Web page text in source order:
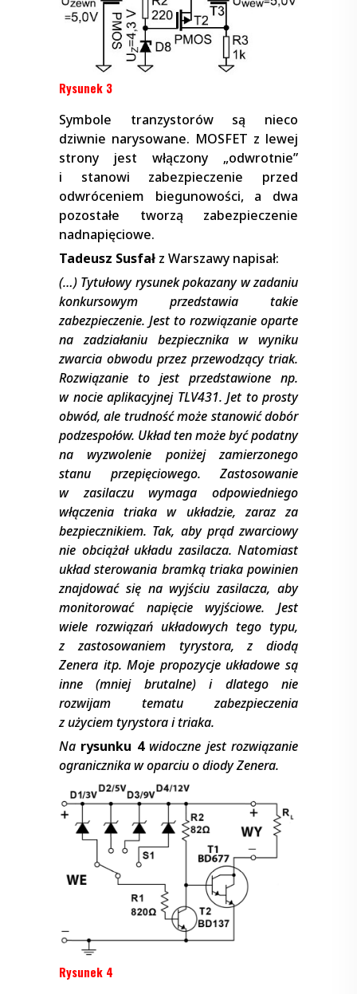
Rysunek 3
Symbole tranzystorów są nieco
dziwnie narysowane. MOSFET z lewej
strony jest włączony „odwrotnie”
i stanowi zabezpieczenie przed
odwróceniem biegunowości, a dwa
pozostałe tworzą zabezpieczenie
nadnapięciowe.
Tadeusz Susfał z Warszawy napisał:
(…) Tytułowy rysunek pokazany w zadaniu
konkursowym przedstawia takie
zabezpieczenie. Jest to rozwiązanie oparte
na zadziałaniu bezpiecznika w wyniku
zwarcia obwodu przez przewodzący triak.
Rozwiązanie to jest przedstawione np.
w nocie aplikacyjnej TLV431. Jet to prosty
obwód, ale trudność może stanowić dobór
podzespołów. Układ ten może być podatny
na wyzwolenie poniżej zamierzonego
stanu przepięciowego. Zastosowanie
w zasilaczu wymaga odpowiedniego
włączenia triaka w układzie, zaraz za
bezpiecznikiem. Tak, aby prąd zwarciowy
nie obciążał układu zasilacza. Natomiast
układ sterowania bramką triaka powinien
znajdować się na wyjściu zasilacza, aby
monitorować napięcie wyjściowe. Jest
wiele rozwiązań układowych tego typu,
z zastosowaniem tyrystora, z diodą
Zenera itp. Moje propozycje układowe są
inne (mniej brutalne) i dlatego nie
rozwijam tematu zabezpieczenia
z użyciem tyrystora i triaka.
Na rysunku 4widoczne jest rozwiązanie
ogranicznika w oparciu o diody Zenera.
Rysunek 4